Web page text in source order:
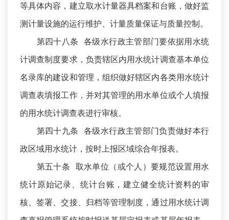
等具体内容，建立取水计量器具档案和台账，做好监
测计量设施的运行维护、计量质量保证与质量控制。
第四十八条 各级水行政主管部门要依据用水统
计调查制度要求，负责辖区内用水统计调查基本单位
名录库的建设和管理，组织做好辖区内各类用水统计
调查表填报工作，并对其管理的用水单位或个人填报
的用水统计调查表进行审核。
第四十九条 各级水行政主管部门负责做好本行
政区域用水统计，按时上报区域综合年报表。
第五十条 取水单位（或个人）要规范设置用水
统计原始记录、统计台账，建立健全统计资料的审
核、签署、交接、归档等管理制度，通过用水统计调